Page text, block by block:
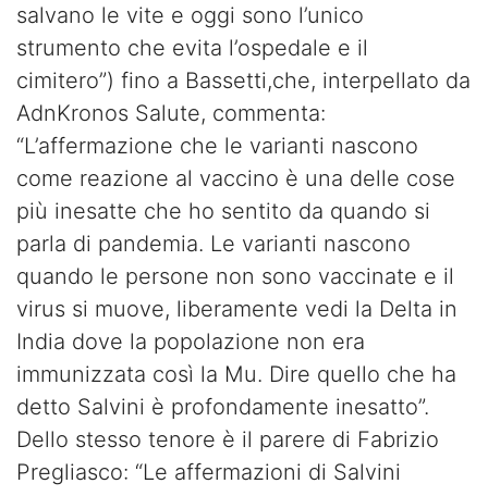
salvano le vite e oggi sono l’unico
strumento che evita l’ospedale e il
cimitero”) fino a Bassetti,che, interpellato da
AdnKronos Salute, commenta:
“L’affermazione che le varianti nascono
come reazione al vaccino è una delle cose
più inesatte che ho sentito da quando si
parla di pandemia. Le varianti nascono
quando le persone non sono vaccinate e il
virus si muove, liberamente vedi la Delta in
India dove la popolazione non era
immunizzata così la Mu. Dire quello che ha
detto Salvini è profondamente inesatto”.
Dello stesso tenore è il parere di Fabrizio
Pregliasco: “Le affermazioni di Salvini